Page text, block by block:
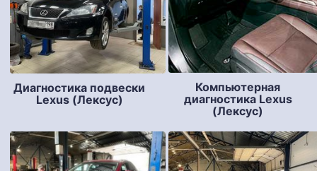
Диагностика подвески
Lexus (Лексус)
Компьютерная
диагностика Lexus
(Лексус)